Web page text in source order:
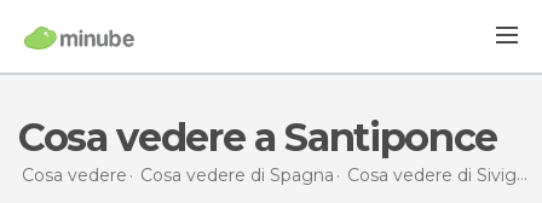
Cosa vedere a Santiponce
Cosa vedere Cosa vedere di Spagna Cosa vedere di Siviglia